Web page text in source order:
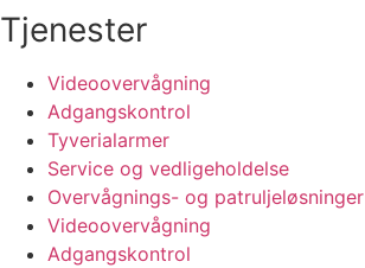
Tjenester
Videoovervågning
Adgangskontrol
Tyverialarmer
Service og vedligeholdelse
Overvågnings- og patruljeløsninger
Videoovervågning
Adgangskontrol